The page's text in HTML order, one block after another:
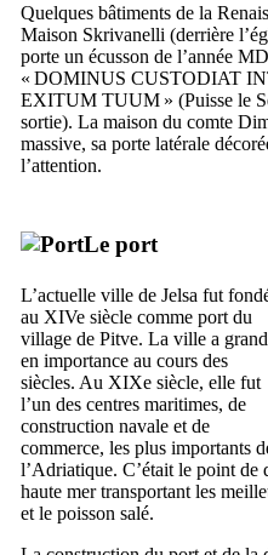
Quelques bâtiments de la
Maison Skrivanelli (derrière
porte un écusson de l’année
« DOMINUS CUSTODIAT
EXITUM TUUM » (Puisse le
sortie). La maison du comte
massive, sa porte latérale
l’attention.
Le port
L’actuelle ville de Jelsa fut
au XIVe siècle comme port du
village de Pitve. La ville a
en importance au cours des
siècles. Au XIXe siècle, elle fut
l’un des centres maritimes, de
construction navale et de
commerce, les plus importants
l’Adriatique. C’était le point de
haute mer transportant les
et le poisson salé.